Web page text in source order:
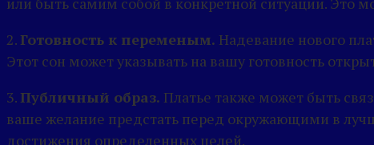
2. Готовность к переменым. Надевание нового
Этот сон может указывать на вашу готовность
3. Публичный образ. Платье также может быть
ваше желание предстать перед окружающими в
достижения определенных целей.